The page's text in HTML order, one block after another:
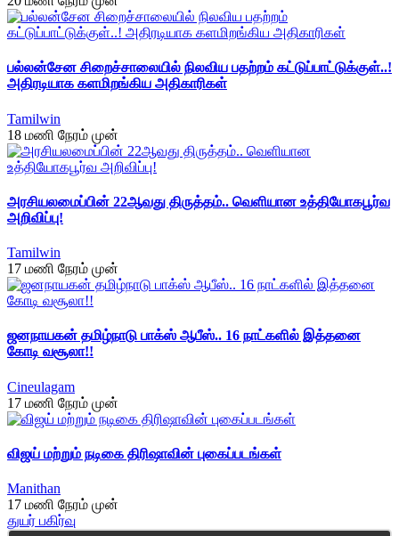
பல்லன்சேன சிறைச்சாலையில் நிலவிய பதற்றம் கட்டுப்பாட்டுக்குள்..!
அதிரடியாக களமிறங்கிய அதிகாரிகள்
Tamilwin
18 மணி நேரம் முன்
அரசியலமைப்பின் 22ஆவது திருத்தம்.. வெளியான உத்தியோகபூர்வ
அறிவிப்பு!
Tamilwin
17 மணி நேரம் முன்
ஜனநாயகன் தமிழ்நாடு பாக்ஸ் ஆபீஸ்.. 16 நாட்களில் இத்தனை
கோடி வசூலா!!
Cineulagam
17 மணி நேரம் முன்
விஜய் மற்றும் நடிகை திரிஷாவின் புகைப்படங்கள்
Manithan
17 மணி நேரம் முன்
துயர் பகிர்வு